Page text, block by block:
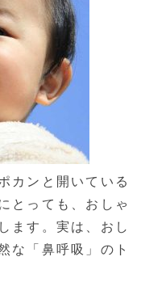
カンと開いている
とっても、おしゃ
ます。実は、おし
な「鼻呼吸」のト